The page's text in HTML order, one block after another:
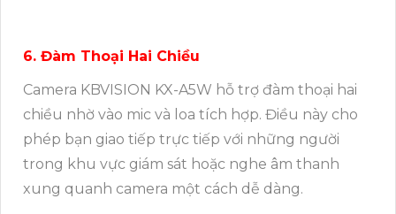
6. Đàm Thoại Hai Chiều
Camera KBVISION KX-A5W hỗ trợ đàm thoại hai
chiều nhờ vào mic và loa tích hợp. Điều này cho
phép bạn giao tiếp trực tiếp với những người
trong khu vực giám sát hoặc nghe âm thanh
xung quanh camera một cách dễ dàng.